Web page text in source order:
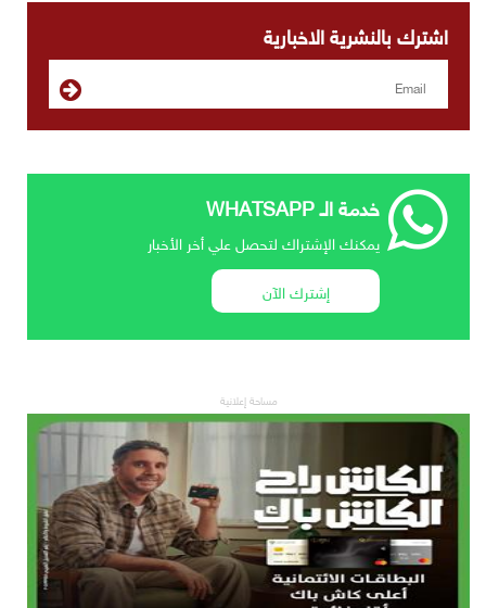
اشترك بالنشرية الاخبارية
خدمة الـ WHATSAPP
يمكنك الإشتراك لتحصل علي أخر الأخبار
إشترك الآن
مساحة إعلانية